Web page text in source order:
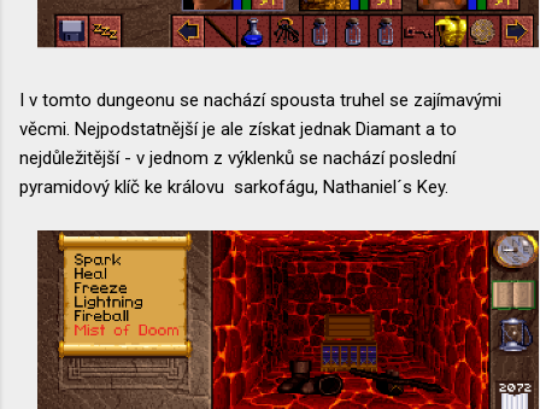
I v tomto dungeonu se nachází spousta truhel se zajímavými
věcmi. Nejpodstatnější je ale získat jednak Diamant a to
nejdůležitější - v jednom z výklenků se nachází poslední
pyramidový klíč ke královu sarkofágu, Nathaniel´s Key.